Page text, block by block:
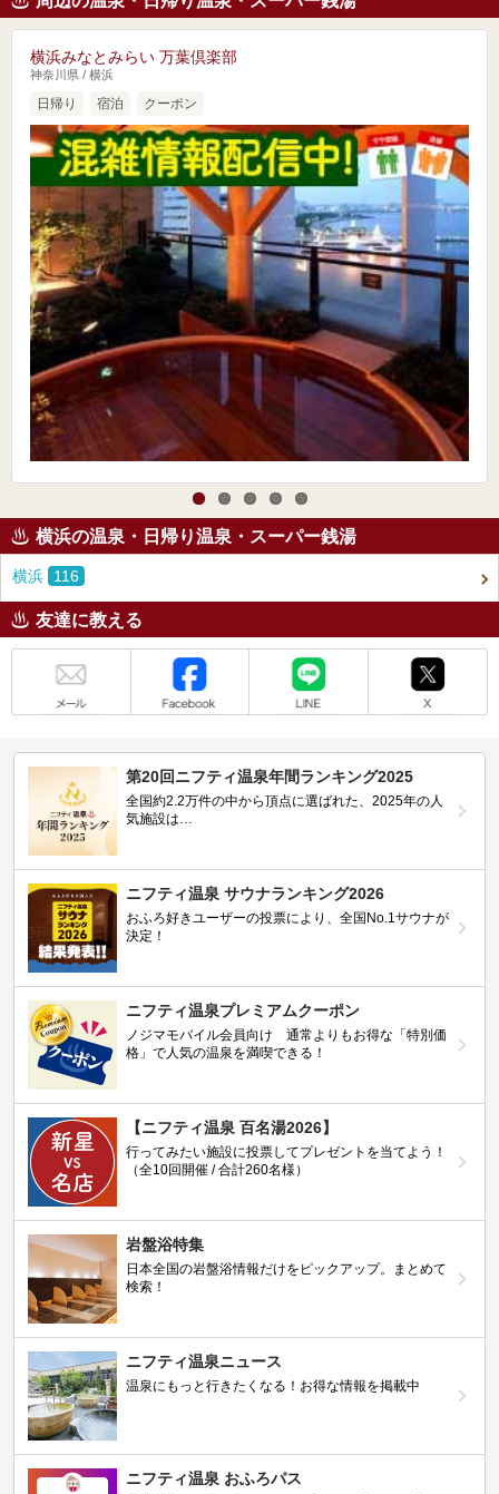
横浜みなとみらい 万葉倶楽部
神奈川県 / 横浜
日帰り 宿泊 クーポン
横浜の温泉・日帰り温泉・スーパー銭湯
横浜 116
友達に教える
第20回ニフティ温泉年間ランキング2025
全国約2.2万件の中から頂点に選ばれた、2025年の人
気施設は…
ニフティ温泉 サウナランキング2026
おふろ好きユーザーの投票により、全国No.1サウナが
決定！
ニフティ温泉プレミアムクーポン
ノジマモバイル会員向け 通常よりもお得な「特別価
格」で人気の温泉を満喫できる！
【ニフティ温泉 百名湯2026】
行ってみたい施設に投票してプレゼントを当てよう！
（全10回開催 / 合計260名様）
岩盤浴特集
日本全国の岩盤浴情報だけをピックアップ。まとめて
検索！
ニフティ温泉ニュース
温泉にもっと行きたくなる！お得な情報を掲載中
ニフティ温泉 おふろパス